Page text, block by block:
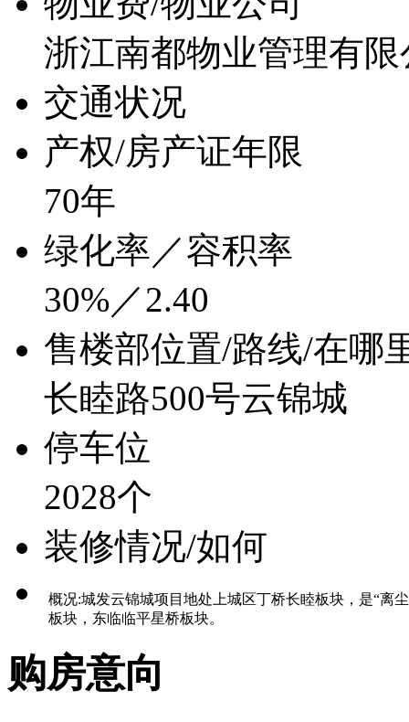
浙江南都物业管理有限
交通状况
产权/房产证年限
70年
绿化率／容积率
30%／2.40
售楼部位置/路线/在哪
长睦路500号云锦城
停车位
2028个
装修情况/如何
概况:城发云锦城项目地处上城区丁桥长睦板块，是“离
板块，东临临平星桥板块。
购房意向